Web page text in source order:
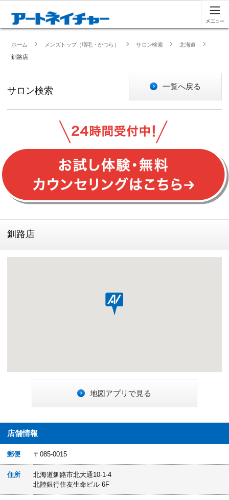
ホーム メンズトップ（増毛・かつら） サロン検索
北海道
釧路店
サロン検索 一覧へ戻る
釧路店
地図アプリで見る
店舗情報
郵便 〒085-0015
住所
北海道釧路市北大通10-1-4
北陸銀行住友生命ビル 6F